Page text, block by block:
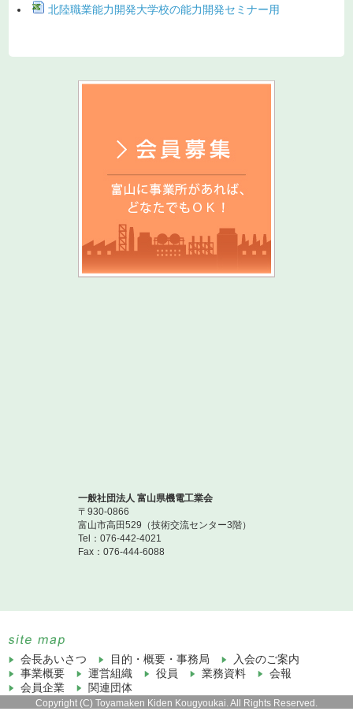
北陸職業能力開発大学校の能力開発セミナー用
一般社団法人 富山県機電工業会
〒930-0866
富山市高田529（技術交流センター3階）
Tel：076-442-4021
Fax：076-444-6088
会長あいさつ 目的・概要・事務局
入会のご案内
事業概要
運営組織 役員 業務資料
会報
会員企業
関連団体
Copyright (C) Toyamaken Kiden Kougyoukai. All Rights Reserved.